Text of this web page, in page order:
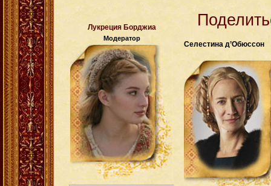
Лукреция Борджиа
Модератор
Селестина д’Обюссон